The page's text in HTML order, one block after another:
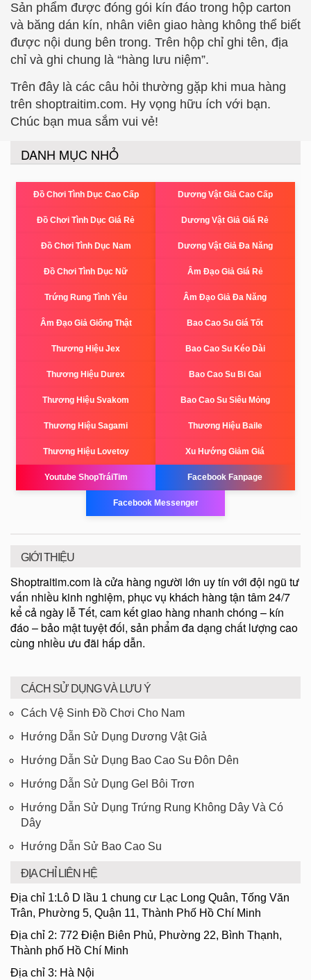
Sản phẩm được đóng gói kín đáo trong hộp carton
và băng dán kín, nhân viên giao hàng không thể biết
được nội dung bên trong. Trên hộp chỉ ghi tên, địa
chỉ và ghi chung là “hàng lưu niệm”.
Trên đây là các câu hỏi thường gặp khi mua hàng
trên shoptraitim.com. Hy vọng hữu ích với bạn.
Chúc bạn mua sắm vui vẻ!
DANH MỤC NHỎ
Đồ Chơi Tình Dục Cao Cấp Dương Vật Giả Cao Cấp
Đồ Chơi Tình Dục Giá Rẻ Dương Vật Giả Giá Rẻ
Đồ Chơi Tình Dục Nam Dương Vật Giả Đa Năng
Đồ Chơi Tình Dục Nữ Âm Đạo Giả Giá Rẻ
Trứng Rung Tình Yêu Âm Đạo Giả Đa Năng
Âm Đạo Giả Giống Thật Bao Cao Su Giá Tốt
Thương Hiệu Jex Bao Cao Su Kéo Dài
Thương Hiệu Durex Bao Cao Su Bi Gai
Thương Hiệu Svakom Bao Cao Su Siêu Mỏng
Thương Hiệu Sagami Thương Hiệu Baile
Thương Hiệu Lovetoy Xu Hướng Giảm Giá
Youtube ShopTráiTim Facebook Fanpage
Facebook Messenger
GIỚI THIỆU
Shoptraitim.com là cửa hàng người lớn uy tín với đội ngũ tư
vấn nhiều kinh nghiệm, phục vụ khách hàng tận tâm 24/7
kể cả ngày lễ Tết, cam kết giao hàng nhanh chóng – kín
đáo – bảo mật tuyệt đối, sản phẩm đa dạng chất lượng cao
cùng nhiều ưu đãi hấp dẫn.
CÁCH SỬ DỤNG VÀ LƯU Ý
Cách Vệ Sinh Đồ Chơi Cho Nam
Hướng Dẫn Sử Dụng Dương Vật Giả
Hướng Dẫn Sử Dụng Bao Cao Su Đôn Dên
Hướng Dẫn Sử Dụng Gel Bôi Trơn
Hướng Dẫn Sử Dụng Trứng Rung Không Dây Và Có
Dây
Hướng Dẫn Sử Bao Cao Su
ĐỊA CHỈ LIÊN HỆ
Địa chỉ 1:Lô D lầu 1 chung cư Lạc Long Quân, Tống Văn
Trân, Phường 5, Quận 11, Thành Phố Hồ Chí Minh
Địa chỉ 2: 772 Điện Biên Phủ, Phường 22, Bình Thạnh,
Thành phố Hồ Chí Minh
Địa chỉ 3: Hà Nội